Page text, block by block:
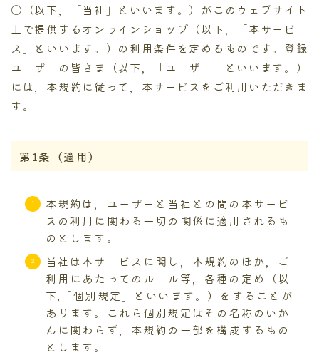
〇（以下，「当社」といいます。）がこのウェブサイト
上で提供するオンラインショップ（以下，「本サービ
ス」といいます。）の利用条件を定めるものです。登録
ユーザーの皆さま（以下，「ユーザー」といいます。）
には，本規約に従って，本サービスをご利用いただきま
す。
第1条（適用）
本規約は，ユーザーと当社との間の本サービ
スの利用に関わる一切の関係に適用されるも
のとします。
当社は本サービスに関し，本規約のほか，ご
利用にあたってのルール等，各種の定め（以
下,「個別規定」といいます。）をすることが
あります。これら個別規定はその名称のいか
んに関わらず，本規約の一部を構成するもの
とします。